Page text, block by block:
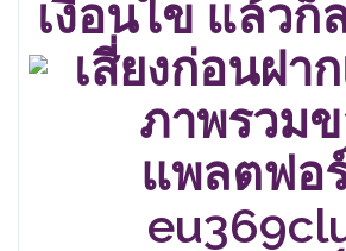
เงื่อนไข แล้วก็
เสี่ยงก่อนฝา
ภาพรวม
แพลตฟอ